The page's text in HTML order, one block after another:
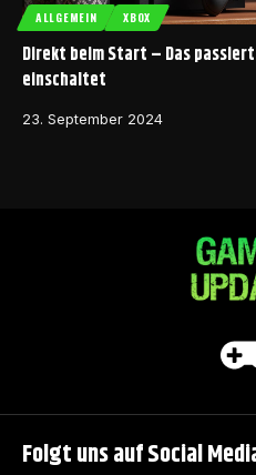
ALLGEMEIN XBOX
Direkt beim Start – Das
einschaltet
23. September 2024
Folgt uns auf Social